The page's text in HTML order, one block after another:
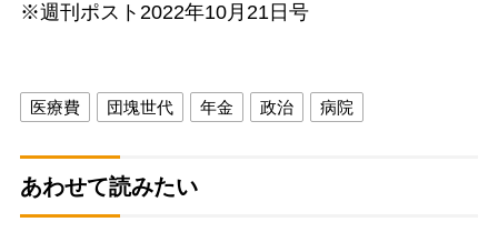
※週刊ポスト2022年10月21日号
医療費 団塊世代 年金 政治 病院
あわせて読みたい